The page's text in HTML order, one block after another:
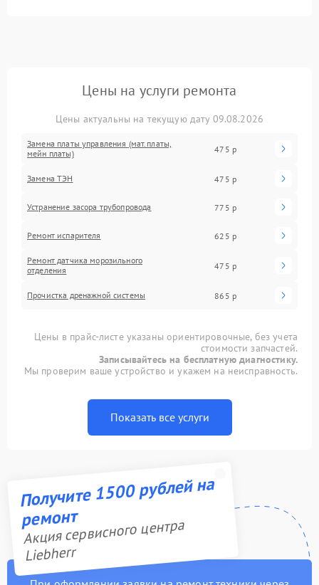
Цены на услуги ремонта
Цены актуальны на текущую дату 09.08.2026
Замена платы управления (мат.платы,
мейн платы)
475 р
Замена ТЭН 475 р
Устранение засора трубопровода 775 р
Ремонт испарителя 625 р
Ремонт датчика морозильного
отделения
475 р
Прочистка дренажной системы 865 р
Цены в прайс-листе указаны ориентировочные, без учета
стоимости запчастей.
Записывайтесь на бесплатную диагностику.
Мы проверим ваше устройство и укажем на неисправность.
Показать все услуги
Получите 1500 рублей на
ремонт
Акция сервисного центра
Liebherr